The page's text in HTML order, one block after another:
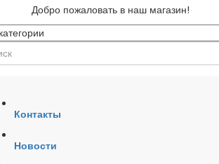
Добро пожаловать в наш магазин!
Контакты
Новости